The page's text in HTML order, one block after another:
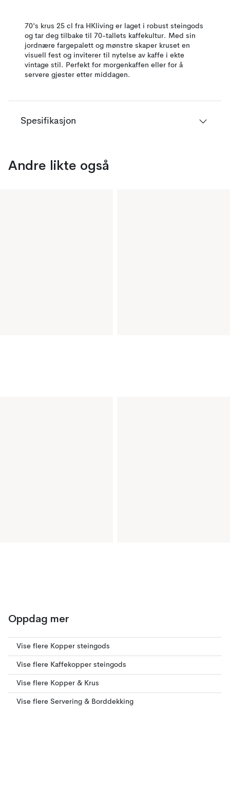
70's krus 25 cl fra HKliving er laget i robust steingods
og tar deg tilbake til 70-tallets kaffekultur. Med sin
jordnære fargepalett og mønstre skaper kruset en
visuell fest og inviterer til nytelse av kaffe i ekte
vintage stil. Perfekt for morgenkaffen eller for å
servere gjester etter middagen.
Spesifikasjon
Andre likte også
Oppdag mer
Vise flere Kopper steingods
Vise flere Kaffekopper steingods
Vise flere Kopper & Krus
Vise flere Servering & Borddekking